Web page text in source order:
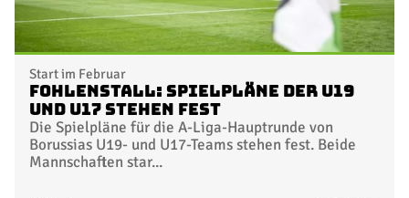
Start im Februar
FohlenStall: Spielpläne der U19
und U17 stehen fest
Die Spielpläne für die A-Liga-Hauptrunde von
Borussias U19- und U17-Teams stehen fest. Beide
Mannschaften star...